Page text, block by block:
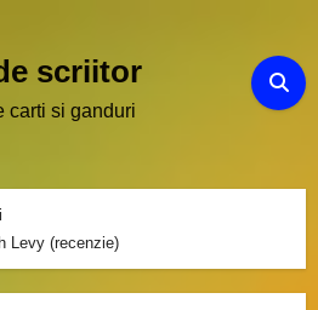
scriitor
carti si ganduri
Levy (recenzie)